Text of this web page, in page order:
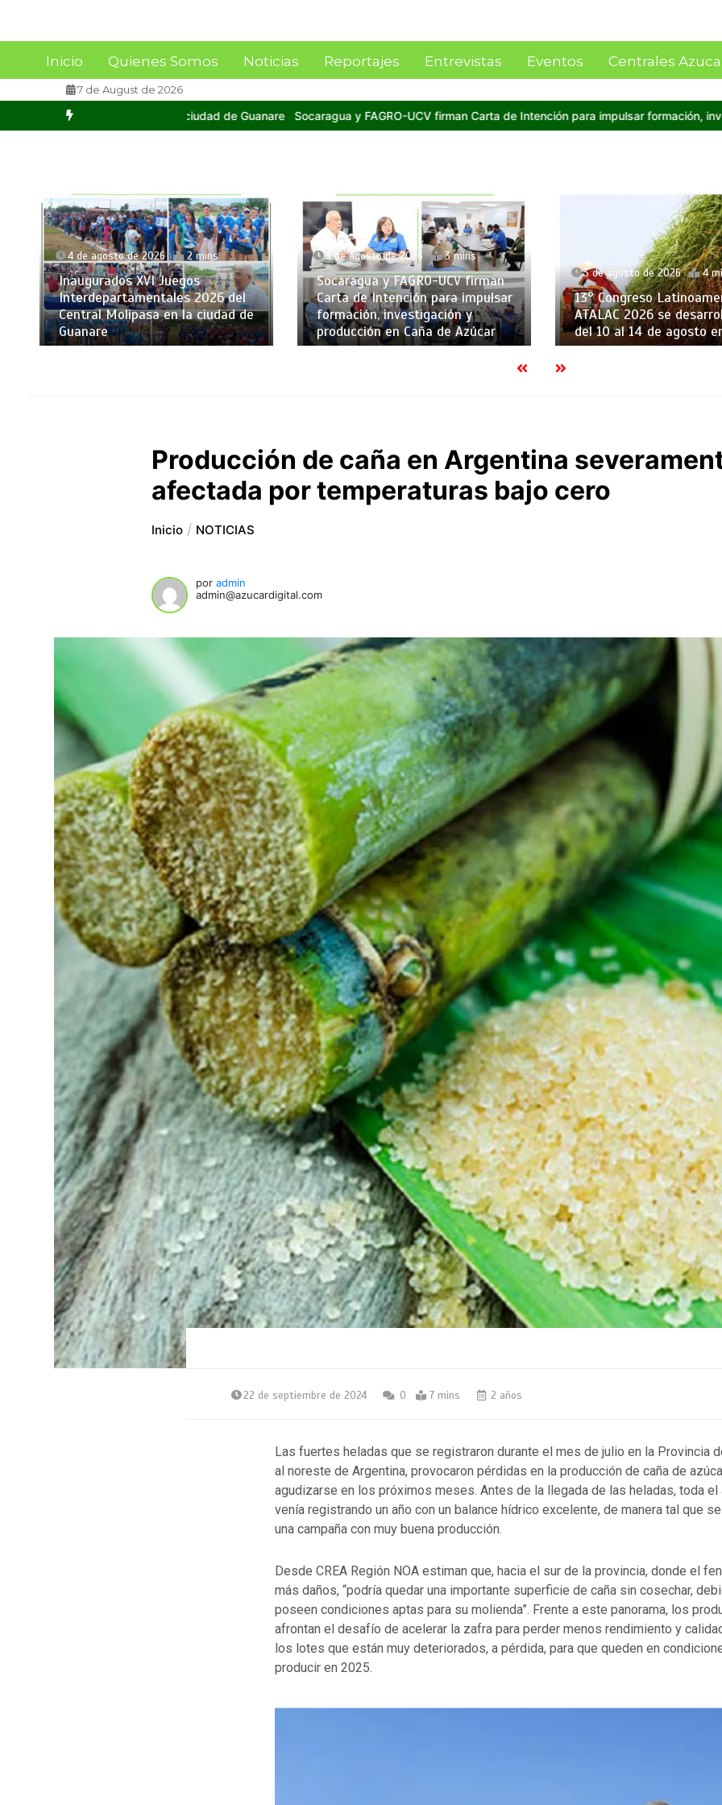
Inicio Quienes Somos Noticias Reportajes Entrevistas Eventos Centrales
7 de August de 2026
Socaragua y FAGRO-UCV firman Carta de Intención para impulsar formación, investigación y producción en Caña de Azúcar
4 de agosto de 2026 2 mins
Inaugurados XVI Juegos
Interdepartamentales 2026 del
Central Molipasa en la ciudad de
Guanare
3 de agosto de 2026 3 mins
Socaragua y FAGRO-UCV firman
Carta de Intención para impulsar
formación, investigación y
producción en Caña de Azúcar
3 de agosto de 2026 4 mins
13° Congreso
ATALAC 2026 se
del 10 al 14 de agosto en
Producción de caña en Argentina
afectada por temperaturas bajo cero
Inicio NOTICIAS
poradmin
admin@azucardigital.com
22 de septiembre de 2024 0 7 mins 2 años
Las fuertes heladas que se registraron durante el mes de julio en la Provincia
al noreste de Argentina, provocaron pérdidas en la producción de caña de
agudizarse en los próximos meses. Antes de la llegada de las heladas, toda el
venía registrando un año con un balance hídrico excelente, de manera tal que
una campaña con muy buena producción.
Desde CREA Región NOA estiman que, hacia el sur de la provincia, donde el
más daños, “podría quedar una importante superficie de caña sin cosechar,
poseen condiciones aptas para su molienda”. Frente a este panorama, los
afrontan el desafío de acelerar la zafra para perder menos rendimiento y
los lotes que están muy deteriorados, a pérdida, para que queden en
producir en 2025.